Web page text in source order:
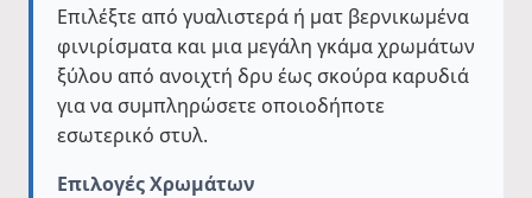
Επιλέξτε από γυαλιστερά ή ματ βερνικωμένα
φινιρίσματα και μια μεγάλη γκάμα χρωμάτων
ξύλου από ανοιχτή δρυ έως σκούρα καρυδιά
για να συμπληρώσετε οποιοδήποτε
εσωτερικό στυλ.
Επιλογές Χρωμάτων